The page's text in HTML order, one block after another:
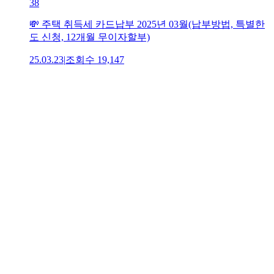
38
💸 주택 취득세 카드납부 2025년 03월(납부방법, 특별한
도 신청, 12개월 무이자할부)
25.03.23|조회수 19,147